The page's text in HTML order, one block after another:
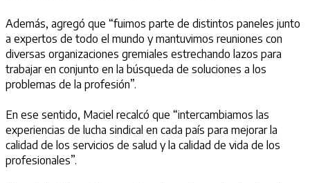
Además, agregó que “fuimos parte de distintos paneles junto
a expertos de todo el mundo y mantuvimos reuniones con
diversas organizaciones gremiales estrechando lazos para
trabajar en conjunto en la búsqueda de soluciones a los
problemas de la profesión”.
En ese sentido, Maciel recalcó que “intercambiamos las
experiencias de lucha sindical en cada país para mejorar la
calidad de los servicios de salud y la calidad de vida de los
profesionales”.